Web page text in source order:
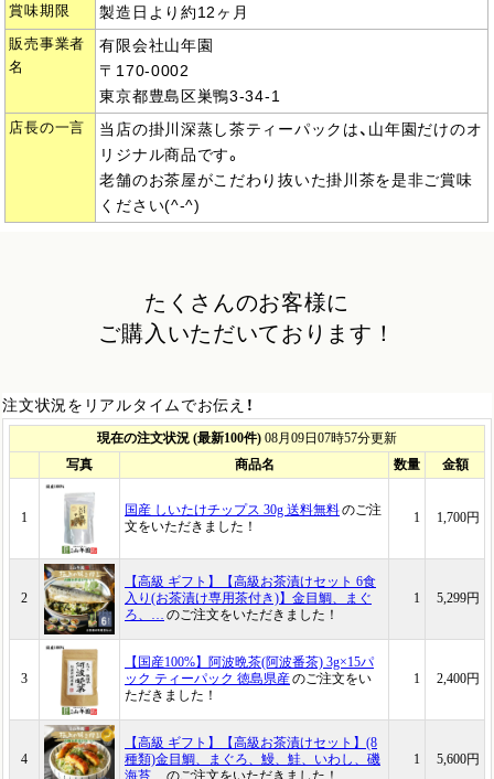
賞味期限 製造日より約12ヶ月
販売事業者
名
有限会社山年園
〒170-0002
東京都豊島区巣鴨3-34-1
店長の一言
当店の掛川深蒸し茶ティーパックは、山年園だけのオ
リジナル商品です。
老舗のお茶屋がこだわり抜いた掛川茶を是非ご賞味
ください(^-^)
たくさんのお客様に
ご購入いただいております！
注文状況をリアルタイムでお伝え！